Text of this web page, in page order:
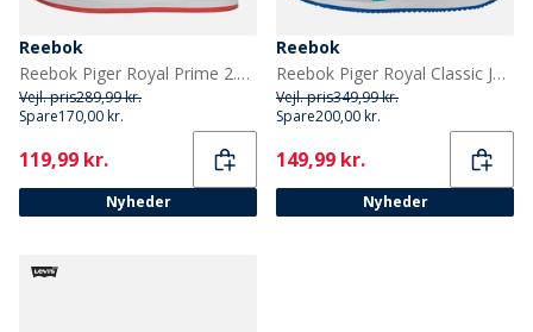
Reebok
Reebok Piger Royal Prime 2.0 Træningssko Hvid/Sunset Coral/Sunkissed Orange
Vejl. pris289,99 kr.
Spare170,00 kr.
Current
119,99 kr.
Nyheder
Reebok
Reebok Piger Royal Classic Jog 3.0 Træningssko Hvid/Aqua/Optimum Blue
Vejl. pris349,99 kr.
Spare200,00 kr.
Current
149,99 kr.
Nyheder